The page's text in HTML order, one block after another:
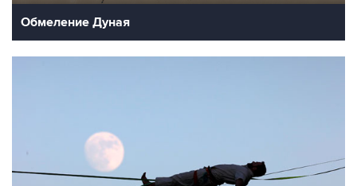
Обмеление Дуная